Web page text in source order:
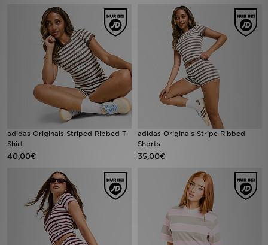
adidas Originals Striped Ribbed T-
Shirt
40,00€
adidas Originals Stripe Ribbed
Shorts
35,00€